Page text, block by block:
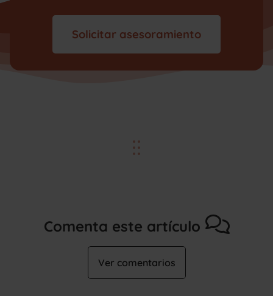
Solicitar asesoramiento
Comenta este artículo
Ver comentarios